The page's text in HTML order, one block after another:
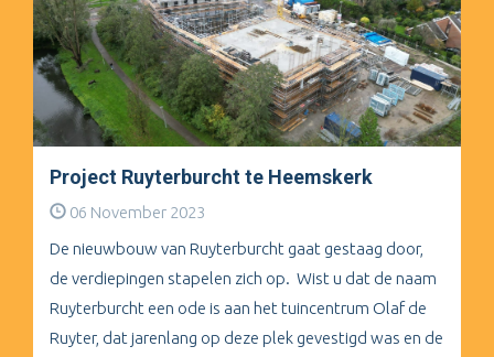
Project Ruyterburcht te Heemskerk
06 November 2023
De nieuwbouw van Ruyterburcht gaat gestaag door,
de verdiepingen stapelen zich op. Wist u dat de naam
Ruyterburcht een ode is aan het tuincentrum Olaf de
Ruyter, dat jarenlang op deze plek gevestigd was en de